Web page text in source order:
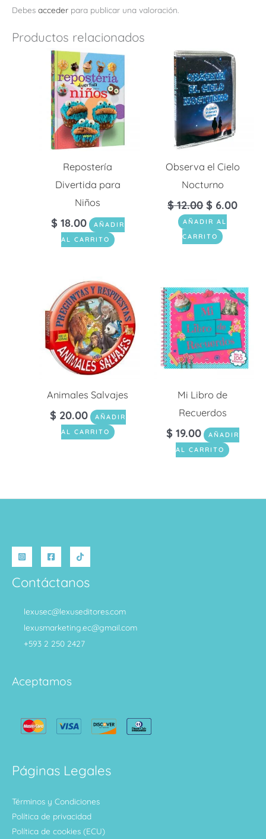
Debes acceder para publicar una valoración.
Productos relacionados
Repostería
Divertida para
Niños
$ 18.00
AÑADIR
AL CARRITO
Observa el Cielo
Nocturno
$12.00 $ 6.00
AÑADIR AL
CARRITO
Animales Salvajes
$ 20.00
AÑADIR
AL CARRITO
Mi Libro de
Recuerdos
$ 19.00
AÑADIR
AL CARRITO
Contáctanos
lexusec@lexuseditores.com
lexusmarketing.ec@gmail.com
+593 2 250 2427
Aceptamos
Páginas Legales
Términos y Condiciones
Política de privacidad
Política de cookies (ECU)